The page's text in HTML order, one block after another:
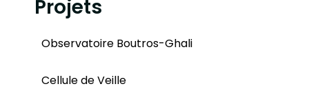
Projets
Observatoire Boutros-Ghali
Cellule de Veille